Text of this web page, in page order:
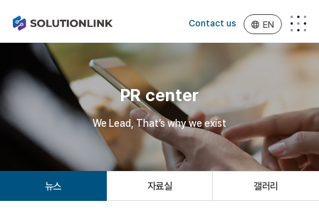
Contact us EN
PR center
We Lead, That’s why we exist
뉴스 자료실 갤러리